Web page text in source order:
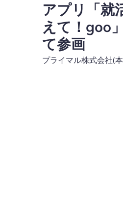
アプリ「就
えて！goo
て参画
プライマル株式会社(